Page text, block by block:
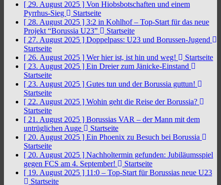
[ 29. August 2025 ] Von Hiobsbotschaften und einem
Pyrrhus-Sieg
Startseite
[ 28. August 2025 ] 3:2 in Kohlhof – Top-Start für das neue
Projekt “Borussia U23”
Startseite
[ 27. August 2025 ] Doppelpass: U23 und Borussen-Jugend
Startseite
[ 26. August 2025 ] Wer hier ist, ist hin und weg!
Startseite
[ 23. August 2025 ] Ein Dreier zum Jänicke-Einstand
Startseite
[ 23. August 2025 ] Gutes tun und der Borussia guttun!
Startseite
[ 22. August 2025 ] Wohin geht die Reise der Borussia?
Startseite
[ 21. August 2025 ] Borussias VAR – der Mann mit dem
untrüglichen Auge
Startseite
[ 20. August 2025 ] Ein Phoenix zu Besuch bei Borussia
Startseite
[ 20. August 2025 ] Nachholtermin gefunden: Jubiläumsspiel
gegen FCS am 4. September!
Startseite
[ 19. August 2025 ] 11:0 – Top-Start für Borussias neue U23
Startseite